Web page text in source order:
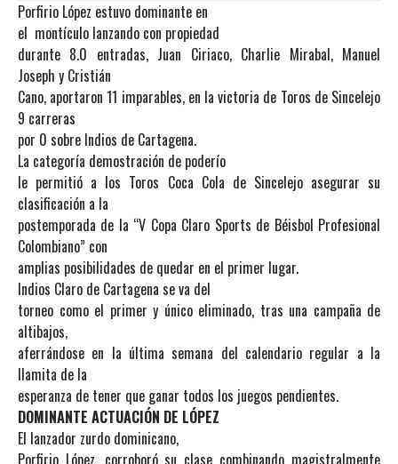
Porfirio López estuvo dominante en
el montículo lanzando con propiedad
durante 8.0 entradas, Juan Ciriaco, Charlie Mirabal, Manuel
Joseph y Cristián
Cano, aportaron 11 imparables, en la victoria de Toros de Sincelejo
9 carreras
por 0 sobre Indios de Cartagena.
La categoría demostración de poderío
le permitió a los Toros Coca Cola de Sincelejo asegurar su
clasificación a la
postemporada de la “V Copa Claro Sports de Béisbol Profesional
Colombiano” con
amplias posibilidades de quedar en el primer lugar.
Indios Claro de Cartagena se va del
torneo como el primer y único eliminado, tras una campaña de
altibajos,
aferrándose en la última semana del calendario regular a la
llamita de la
esperanza de tener que ganar todos los juegos pendientes.
DOMINANTE ACTUACIÓN DE LÓPEZ
El lanzador zurdo dominicano,
Porfirio López, corroboró su clase combinando magistralmente